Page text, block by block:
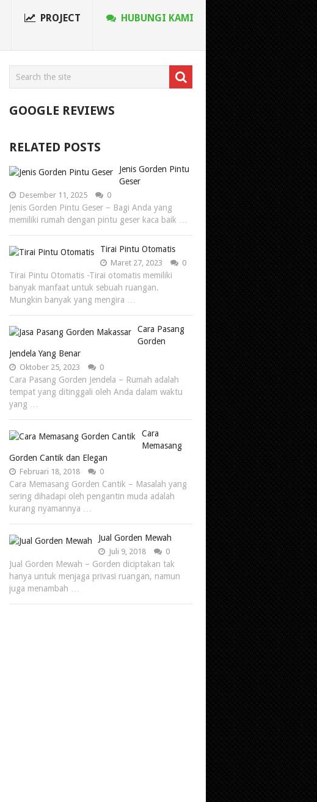
PROJECT HUBUNGI KAMI
GOOGLE REVIEWS
RELATED POSTS
Jenis Gorden Pintu
Geser
Desember 11, 2025 0
Jenis Gorden Pintu Geser – Bagi Anda yang
memiliki rumah dengan pintu geser kaca baik …
Tirai Pintu Otomatis
Maret 27, 2023 0
Tirai Pintu Otomatis -Tirai otomatis memiliki
banyak manfaat untuk sebuah ruangan.
Mungkin banyak yang mengira …
Cara Pasang
Gorden
Jendela Yang Benar
Oktober 25, 2023 0
Cara Pasang Gorden Jendela – Rumah adalah
tempat yang ditinggali oleh Anda dalam waktu
yang …
Cara
Memasang
Gorden Cantik dan Elegan
Februari 18, 2018 0
Cara Memasang Gorden Cantik – Masalah yang
sering dihadapi oleh pengantin muda adalah
kurang nyamannya …
Jual Gorden Mewah
Juli 9, 2018 0
Jual Gorden Mewah – Gorden diciptakan tak
hanya untuk menjaga privasi ruangan, namun
juga menambah …